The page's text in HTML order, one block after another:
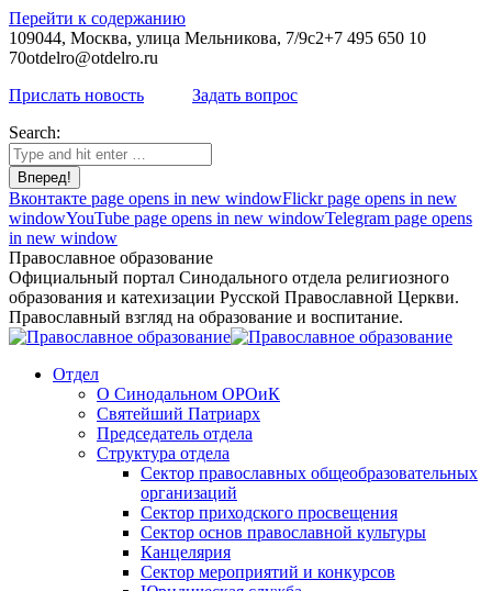
Перейти к содержанию
109044, Москва, улица Мельникова, 7/9с2+7 495 650 10
70otdelro@otdelro.ru
Прислать новость
Задать вопрос
Search:
Вконтакте page opens in new windowFlickr page opens in new
windowYouTube page opens in new windowTelegram page opens
in new window
Православное образование
Официальный портал Синодального отдела религиозного
образования и катехизации Русской Православной Церкви.
Православный взгляд на образование и воспитание.
Отдел
О Синодальном ОРОиК
Святейший Патриарх
Председатель отдела
Структура отдела
Сектор православных общеобразовательных
организаций
Сектор приходского просвещения
Сектор основ православной культуры
Канцелярия
Сектор мероприятий и конкурсов